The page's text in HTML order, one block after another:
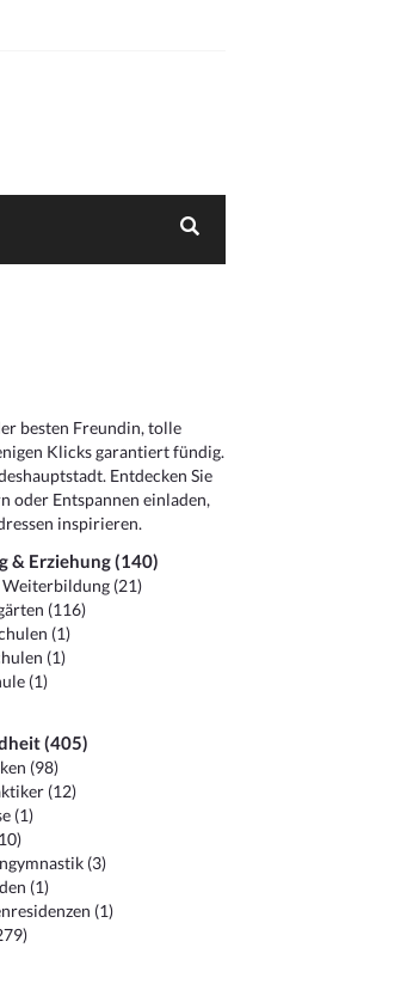
besten Freundin, tolle
Klicks garantiert fündig.
Entdecken Sie
oder Entspannen einladen,
inspirieren.
& Erziehung (140)
(21)
(116)
(1)
(1)
(1)
(405)
(98)
(12)
(1)
(3)
(1)
(1)